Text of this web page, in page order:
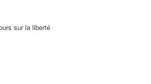
sur la liberté